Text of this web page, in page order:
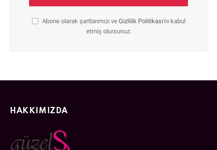
Abone olarak şartlarımızı ve Gizlilik Politikası'nı kabul
etmiş olursunuz.
HAKKIMIZDA